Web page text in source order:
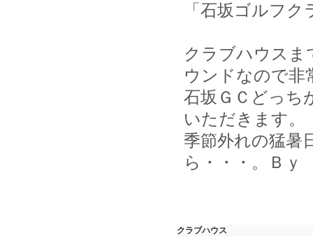
「石坂ゴルフ
クラブハウスま
ウンドなので非
石坂ＧＣどっち
いただきます。
季節外れの猛暑
ら・・・。Ｂ
クラブハウス